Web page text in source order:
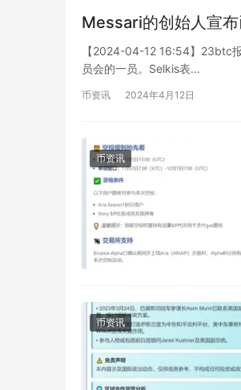
Messari的创始人宣布
【2024-04-12 16:54】23btc
员会的一员。Selkis表…
币资讯 2024年4月12日
币资讯
币资讯